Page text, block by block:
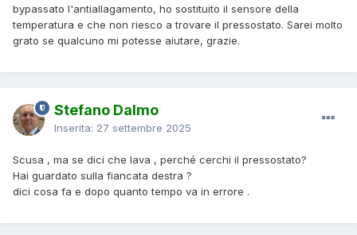
bypassato l'antiallagamento, ho sostituito il sensore della
temperatura e che non riesco a trovare il pressostato. Sarei molto
grato se qualcuno mi potesse aiutare, grazie.
Stefano Dalmo
Inserita: 27 settembre 2025
Scusa , ma se dici che lava , perché cerchi il pressostato?
Hai guardato sulla fiancata destra ?
dici cosa fa e dopo quanto tempo va in errore .